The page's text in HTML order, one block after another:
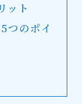
ット
つのポイ